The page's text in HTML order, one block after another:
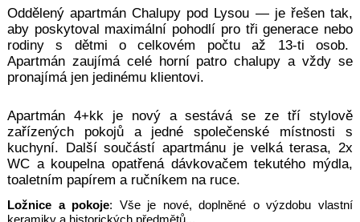
Oddělený apartmán Chalupy pod Lysou — je řešen tak,
aby poskytoval maximální pohodlí pro tři generace nebo
rodiny s dětmi o celkovém počtu až 13-ti osob.
Apartmán zaujímá celé horní patro chalupy a vždy se
pronajímá jen jedinému klientovi.
Apartmán 4+kk je nový a sestává se ze tří stylově
zařízených pokojů a jedné společenské místnosti s
kuchyní. Další součástí apartmánu je velká terasa, 2x
WC a koupelna opatřená dávkovačem tekutého mýdla,
toaletním papírem a ručníkem na ruce.
Ložnice a pokoje: Vše je nové, doplněné o výzdobu vlastní
keramiky a historických předmětů...